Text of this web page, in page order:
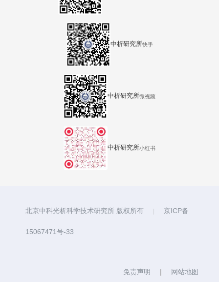
中析研究所快手
中析研究所微视频
中析研究所小红书
北京中科光析科学技术研究所 版权所有 京ICP备
15067471号-33
免责声明 | 网站地图